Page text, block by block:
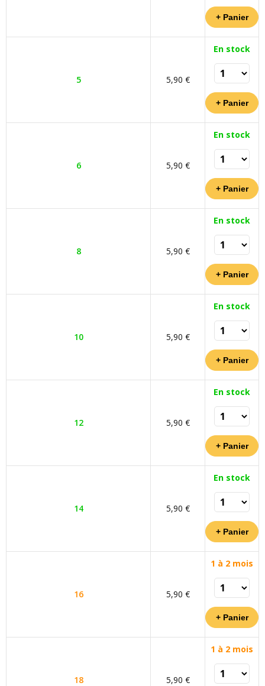
5 5,90 €
En stock
6 5,90 €
En stock
8 5,90 €
En stock
10 5,90 €
En stock
12 5,90 €
En stock
14 5,90 €
En stock
16 5,90 €
1 à 2 mois
18 5,90 €
1 à 2 mois